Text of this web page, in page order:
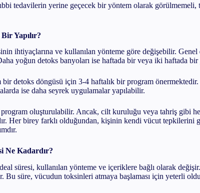
tedavilerin yerine geçecek bir yöntem olarak görülmemeli,
Yapılır?
ihtiyaçlarına ve kullanılan yönteme göre değişebilir.
yoğun detoks banyoları ise haftada bir veya iki haftada bir
bir detoks döngüsü için 3-4 haftalık bir program
ise daha seyrek uygulamalar yapılabilir.
oluşturulabilir. Ancak, cilt kuruluğu veya tahriş gibi
Her birey farklı olduğundan, kişinin kendi vücut
Ne Kadardır?
süresi, kullanılan yönteme ve içeriklere bağlı olarak
Bu süre, vücudun toksinleri atmaya başlaması için yeterli